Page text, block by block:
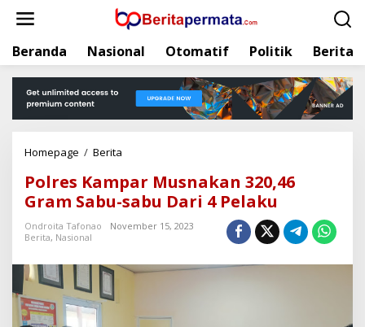
Beranda Nasional Otomatif Politik Berita
Homepage / Berita
l
r
s
a
Polres Kampar Musnakan 320,46
Gram Sabu-sabu Dari 4 Pelaku
Ondroita Tafonao
November 15, 2023
Berita, Nasional